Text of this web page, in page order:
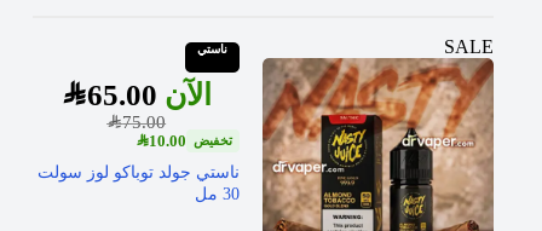
SALE ناستي
SAR75.00
SAR65.00
SAR10.00
ناستي جولد توباكو لوز سولت
30 مل